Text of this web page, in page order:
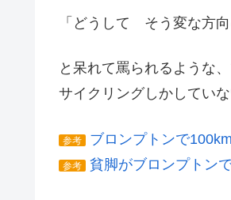
「どうして そう変な方
と呆れて罵られるような
サイクリングしかしてい
参考 ブロンプトンで
参考 貧脚がブロンプトン